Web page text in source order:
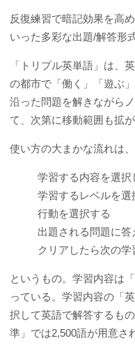
反復練習で暗記効果を高
いった多彩な出題/解答形
「トリプル英単語」は、
の都市で「働く」「遊ぶ
沿った問題を解きながら
て、次第に移動範囲も拡
使い方の大まかな流れは、
学習する内容を選択
学習するレベルを選
行動を選択する
出題される問題に答
クリアしたら次の学
というもの。学習内容は
っている。学習内容の「
択して英語で解答するも
準」では2,500語が用意さ